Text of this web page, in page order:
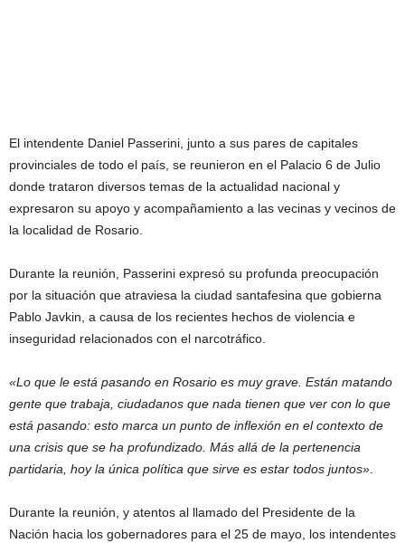
El intendente Daniel Passerini, junto a sus pares de capitales
provinciales de todo el país, se reunieron en el Palacio 6 de Julio
donde trataron diversos temas de la actualidad nacional y
expresaron su apoyo y acompañamiento a las vecinas y vecinos de
la localidad de Rosario.
Durante la reunión, Passerini expresó su profunda preocupación
por la situación que atraviesa la ciudad santafesina que gobierna
Pablo Javkin, a causa de los recientes hechos de violencia e
inseguridad relacionados con el narcotráfico.
«Lo que le está pasando en Rosario es muy grave. Están matando
gente que trabaja, ciudadanos que nada tienen que ver con lo que
está pasando: esto marca un punto de inflexión en el contexto de
una crisis que se ha profundizado. Más allá de la pertenencia
partidaria, hoy la única política que sirve es estar todos juntos».
Durante la reunión, y atentos al llamado del Presidente de la
Nación hacia los gobernadores para el 25 de mayo, los intendentes